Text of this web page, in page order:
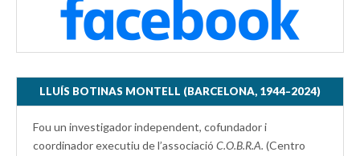
LLUÍS BOTINAS MONTELL (BARCELONA, 1944–2024)
Fou un investigador independent, cofundador i
coordinador executiu de l’associació C.O.B.R.A. (Centro